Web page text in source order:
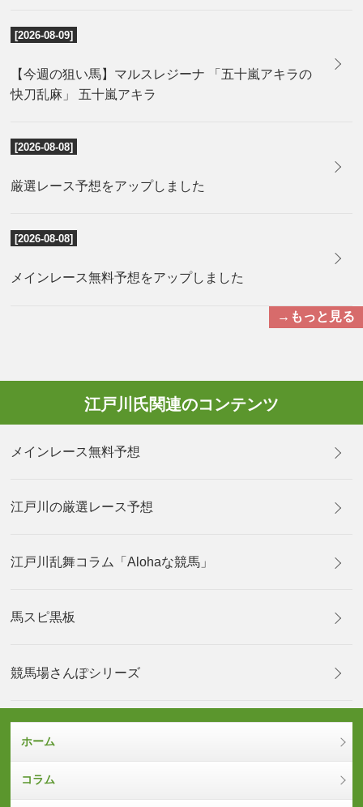
[2026-08-09]
【今週の狙い馬】マルスレジーナ 「五十嵐アキラの
快刀乱麻」 五十嵐アキラ
[2026-08-08]
厳選レース予想をアップしました
[2026-08-08]
メインレース無料予想をアップしました
→もっと見る
江戸川氏関連のコンテンツ
メインレース無料予想
江戸川の厳選レース予想
江戸川乱舞コラム「Alohaな競馬」
馬スピ黒板
競馬場さんぽシリーズ
ホーム
コラム